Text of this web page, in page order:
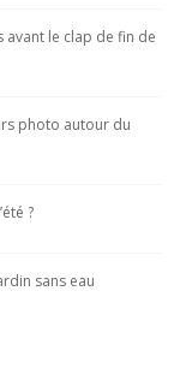
avant le clap de fin de
photo autour du
?
sans eau